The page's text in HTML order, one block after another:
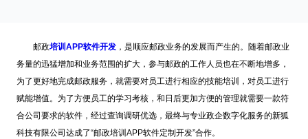
邮政培训APP软件开发，是顺应邮政业务的发展而产生的。随着邮政业
务量的迅猛增加和业务范围的扩大，参与邮政的工作人员也在不断地增多，
为了更好地完成邮政服务，就需要对员工进行相应的技能培训，对员工进行
赋能增值。为了方便员工的学习考核，和日后更加方便的管理就需要一款符
合公司要求的软件，经过查询调研优选，最终与专业政企数字化服务的新狐
科技有限公司达成了“邮政培训APP软件定制开发”合作。